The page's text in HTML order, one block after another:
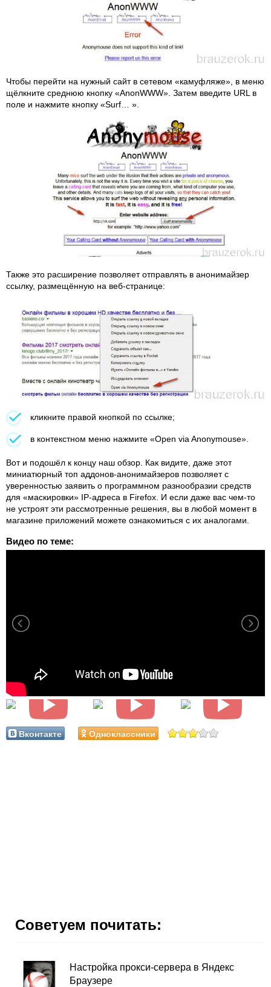
Чтобы перейти на нужный сайт в сетевом «камуфляже», в меню
щёлкните среднюю кнопку «AnonWWW». Затем введите URL в
поле и нажмите кнопку «Surf… ».
Также это расширение позволяет отправлять в анонимайзер
ссылку, размещённую на веб-странице:
кликните правой кнопкой по ссылке;
в контекстном меню нажмите «Open via Anonymouse».
Вот и подошёл к концу наш обзор. Как видите, даже этот
миниатюрный топ аддонов-анонимайзеров позволяет с
уверенностью заявить о программном разнообразии средств
для «маскировки» IP-адреса в Firefox. И если даже вас чем-то
не устроят эти рассмотренные решения, вы в любой момент в
магазине приложений можете ознакомиться с их аналогами.
Видео по теме:
Вконтакте Одноклассники
Советуем почитать:
Настройка прокси-сервера в Яндекс
Браузере